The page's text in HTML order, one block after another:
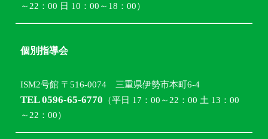
～22：00 日 10：00～18：00）
個別指導会
ISM2号館 〒516-0074 三重県伊勢市本町6-4
TEL 0596-65-6770 （平日 17：00～22：00 土 13：00
～22：00）